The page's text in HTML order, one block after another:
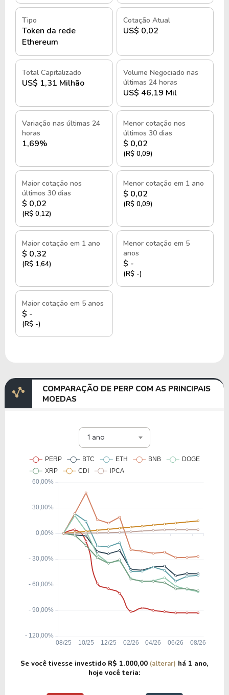
Tipo
Token da rede
Ethereum
Cotação Atual
US$ 0,02
Total Capitalizado
US$ 1,31 Milhão
Volume Negociado nas
últimas 24 horas
US$ 46,19 Mil
Variação nas últimas 24
horas
1,69%
Menor cotação nos
últimos 30 dias
$ 0,02
(R$ 0,09)
Maior cotação nos
últimos 30 dias
$ 0,02
(R$ 0,12)
Menor cotação em 1 ano
$ 0,02
(R$ 0,09)
Maior cotação em 1 ano
$ 0,32
(R$ 1,64)
Menor cotação em 5
anos
$ -
(R$ -)
Maior cotação em 5 anos
$ -
(R$ -)
COMPARAÇÃO DE PERP COM AS PRINCIPAIS
MOEDAS
1 ano
Se você tivesse investido R$ 1.000,00 (alterar) há 1 ano,
hoje você teria: